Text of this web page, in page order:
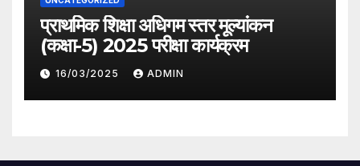
प्राथमिक शिक्षा अधिगम स्तर मूल्यांकन
(कक्षा-5) 2025 परीक्षा कार्यक्रम
16/03/2025 ADMIN